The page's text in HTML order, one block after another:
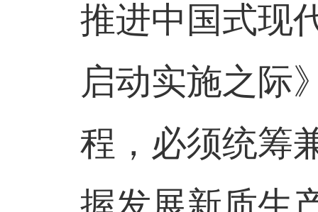
推进中国式现
启动实施之际
程，必须统筹